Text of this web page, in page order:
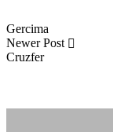
Gercima
Newer Post
Cruzfer